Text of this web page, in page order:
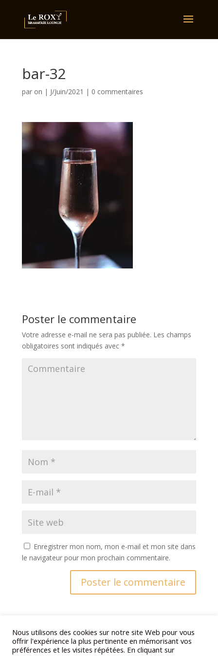
bar-32
par on | J/Juin/2021 | 0 commentaires
Poster le commentaire
Votre adresse e-mail ne sera pas publiée. Les champs
obligatoires sont indiqués avec *
Enregistrer mon nom, mon e-mail et mon site dans
le navigateur pour mon prochain commentaire.
Nous utilisons des cookies sur notre site Web pour vous
offrir l'expérience la plus pertinente en mémorisant vos
préférences et les visites répétées. En cliquant sur